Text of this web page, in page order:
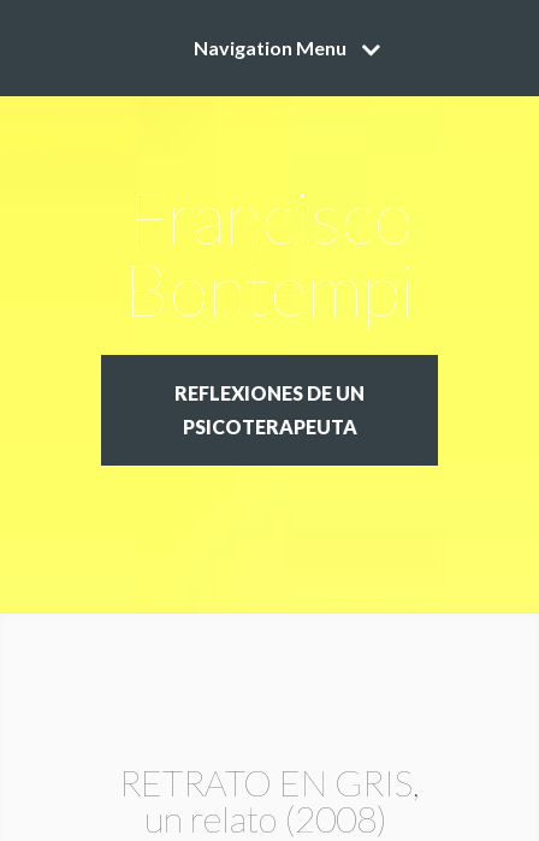
Navigation Menu
Francisco
Bontempi
REFLEXIONES DE UN
PSICOTERAPEUTA
RETRATO EN GRIS,
un relato (2008)